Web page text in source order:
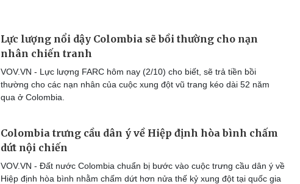
Lực lượng nổi dậy Colombia sẽ bồi thường cho nạn
nhân chiến tranh
VOV.VN - Lực lượng FARC hôm nay (2/10) cho biết, sẽ trả tiền bồi
thường cho các nạn nhân của cuộc xung đột vũ trang kéo dài 52 năm
qua ở Colombia.
Colombia trưng cầu dân ý về Hiệp định hòa bình chấm
dứt nội chiến
VOV.VN - Đất nước Colombia chuẩn bị bước vào cuộc trưng cầu dân ý về
Hiệp định hòa bình nhằm chấm dứt hơn nửa thế kỷ xung đột tại quốc gia